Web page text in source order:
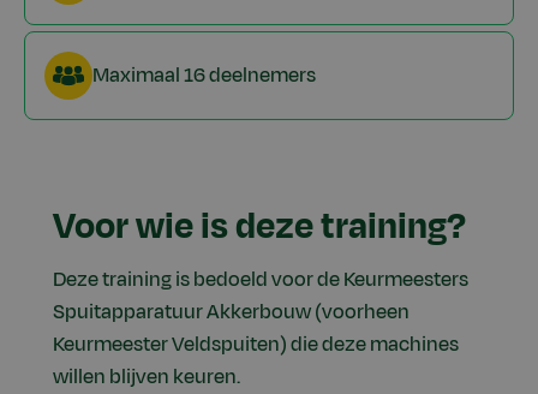
Maximaal 16 deelnemers
Voor wie is deze training?
Deze training is bedoeld voor de Keurmeesters
Spuitapparatuur Akkerbouw (voorheen
Keurmeester Veldspuiten) die deze machines
willen blijven keuren.